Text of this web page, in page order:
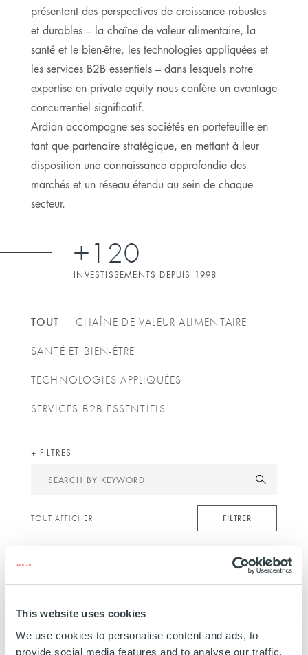
This website uses cookies
We use cookies to personalise content and ads, to
provide social media features and to analyse our traffic.
présentant des perspectives de croissance robustes
et durables – la chaîne de valeur alimentaire, la
santé et le bien-être, les technologies appliquées et
les services B2B essentiels – dans lesquels notre
expertise en private equity nous confère un avantage
concurrentiel significatif.
Ardian accompagne ses sociétés en portefeuille en
tant que partenaire stratégique, en mettant à leur
disposition une connaissance approfondie des
marchés et un réseau étendu au sein de chaque
secteur.
+120
INVESTISSEMENTS DEPUIS 1998
TOUT CHAÎNE DE VALEUR ALIMENTAIRE
SANTÉ ET BIEN-ÊTRE
TECHNOLOGIES APPLIQUÉES
SERVICES B2B ESSENTIELS
FILTRES
Search
keyword
FILTRER
TOUT AFFICHER